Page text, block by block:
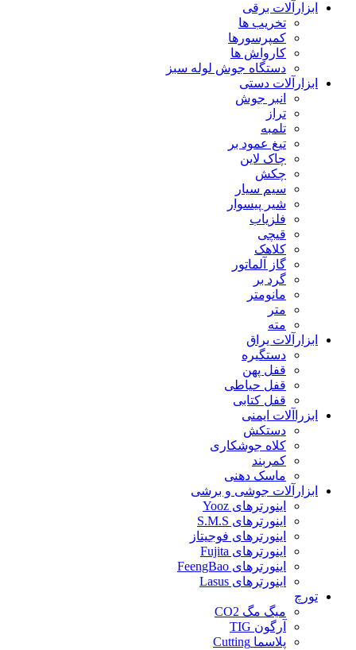
ابزارآلات برقی
تخریب ها
کمپرسورها
کارواش ها
دستگاه جوش لوله سبز
ابزارآلات دستی
انبر جوش
تراز
تلمبه
تیغ عمود بر
چاک لاین
چکش
سیم سیار
شیر پیسوار
فلزیاب
قیچی
کلاهک
گاز آلماتور
گرد بر
مانومتر
متر
مته
ابزارآلات یراق
دستگیره
قفل پهن
قفل حیاطی
قفل کتابی
ابزراآلات ایمنی
دستکش
کلاه جوشکاری
کمربند
ماسک دهنی
ابزارآلات جوشی و برشی
اینورترهای Yooz
اینورترهای S.M.S
اینورترهای فوجیتاز
اینورترهای Fujita
اینورترهای FeengBao
اینورترهای Lasus
تورچ
میگ مگ CO2
آرگون TIG
پلاسما Cutting